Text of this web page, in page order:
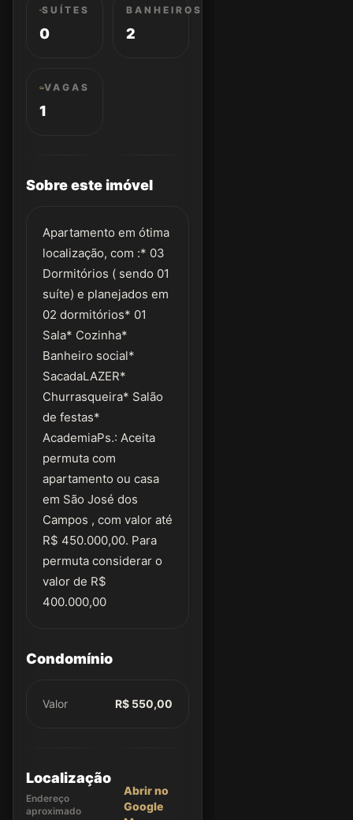
SUÍTES
0
BANHEIROS
2
VAGAS
1
Sobre este imóvel
Apartamento em ótima
localização, com :* 03
Dormitórios ( sendo 01
suíte) e planejados em
02 dormitórios* 01
Sala* Cozinha*
Banheiro social*
SacadaLAZER*
Churrasqueira* Salão
de festas*
AcademiaPs.: Aceita
permuta com
apartamento ou casa
em São José dos
Campos , com valor até
R$ 450.000,00. Para
permuta considerar o
valor de R$
400.000,00
Condomínio
Valor R$ 550,00
Localização
Endereço
aproximado
Abrir no
Google